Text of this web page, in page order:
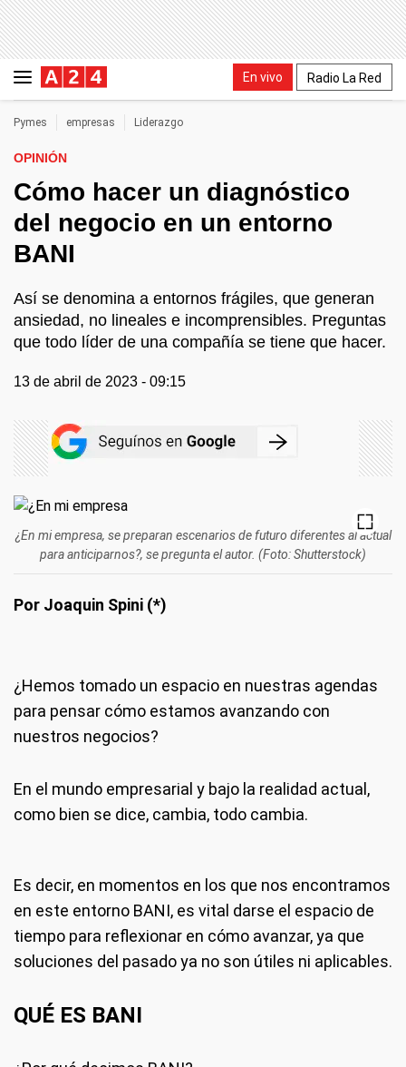
En vivo Radio La Red
Pymes empresas Liderazgo
OPINIÓN
Cómo hacer un diagnóstico
del negocio en un entorno
BANI
Así se denomina a entornos frágiles, que generan
ansiedad, no lineales e incomprensibles. Preguntas
que todo líder de una compañía se tiene que hacer.
13 de abril de 2023 - 09:15
¿En mi empresa, se preparan escenarios de futuro diferentes al actual
para anticiparnos?, se pregunta el autor. (Foto: Shutterstock)
Por Joaquin Spini (*)
¿Hemos tomado un espacio en nuestras agendas
para pensar cómo estamos avanzando con
nuestros negocios?
En el mundo empresarial y bajo la realidad actual,
como bien se dice, cambia, todo cambia.
Es decir, en momentos en los que nos encontramos
en este entorno BANI, es vital darse el espacio de
tiempo para reflexionar en cómo avanzar, ya que
soluciones del pasado ya no son útiles ni aplicables.
QUÉ ES BANI